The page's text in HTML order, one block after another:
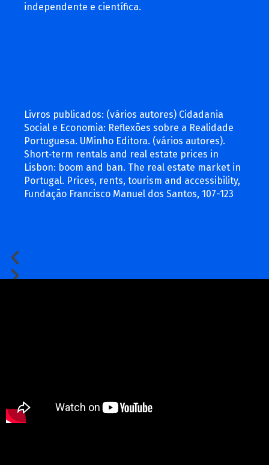
independente e científica.
Livros publicados: (vários autores) Cidadania
Social e Economia: Reflexões sobre a Realidade
Portuguesa. UMinho Editora. (vários autores).
Short‑term rentals and real estate prices in
Lisbon: boom and ban. The real estate market in
Portugal. Prices, rents, tourism and accessibility,
Fundação Francisco Manuel dos Santos, 107-123